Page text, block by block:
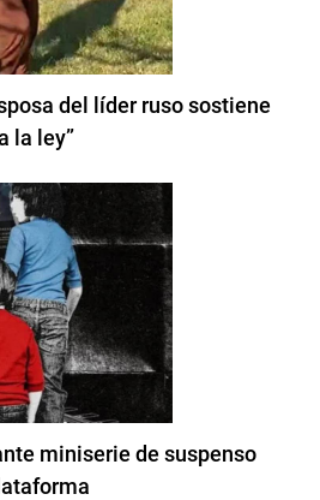
del líder ruso sostiene
la ley”
miniserie de suspenso